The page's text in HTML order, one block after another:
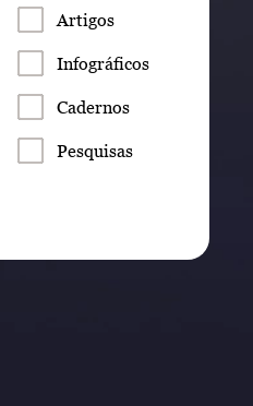
Artigos
Infográficos
Cadernos
Pesquisas